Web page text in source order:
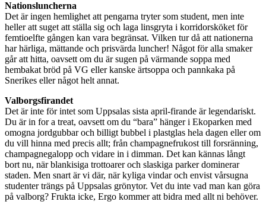
Nationsluncherna
Det är ingen hemlighet att pengarna tryter som student, men inte
heller att suget att ställa sig och laga linsgryta i korridorsköket för
femtioelfte gången kan vara begränsat. Vilken tur då att nationerna
har härliga, mättande och prisvärda luncher! Något för alla smaker
går att hitta, oavsett om du är sugen på värmande soppa med
hembakat bröd på VG eller kanske ärtsoppa och pannkaka på
Snerikes eller något helt annat.
Valborgsfirandet
Det är inte för intet som Uppsalas sista april-firande är legendariskt.
Du är in for a treat, oavsett om du “bara” hänger i Ekoparken med
omogna jordgubbar och billigt bubbel i plastglas hela dagen eller om
du vill hinna med precis allt; från champagnefrukost till forsränning,
champagnegalopp och vidare in i dimman. Det kan kännas långt
bort nu, när blankisiga trottoarer och slaskiga parker dominerar
staden. Men snart är vi där, när kyliga vindar och envist vårsugna
studenter trängs på Uppsalas grönytor. Vet du inte vad man kan göra
på valborg? Frukta icke, Ergo kommer att bidra med allt ni behöver.